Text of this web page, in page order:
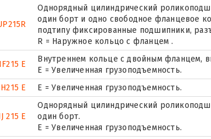
Однорядный цилиндрический
один борт и одно свободное фланцевое
подтипу фиксированные подшипники,
R = Наружное кольцо с фланцем .
E
Внутреннем кольце с двойным фланцем,
Е = Увеличенная грузоподъемность.
E
Е = Увеличенная грузоподъемность.
215 E
Однорядный цилиндрический
один борт.
Е = Увеличенная грузоподъемность.